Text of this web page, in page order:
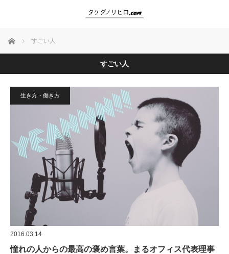
ホーム すごい人
すごい人
生き方・働き方
2016.03.14
憧れの人からの最高の褒め言葉。まるオフィス代表理事